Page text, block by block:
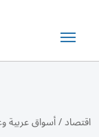
اقتصاد/أسواق عربية